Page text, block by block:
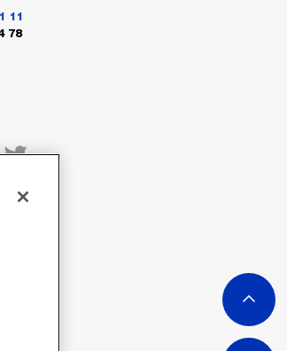
11
78